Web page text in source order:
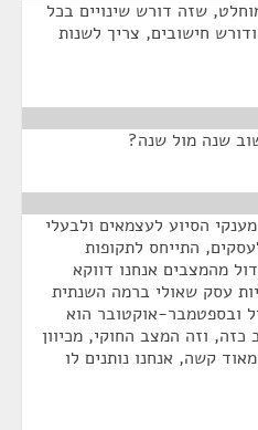
שזה דורש שינויים בכל
חישובים, צריך לשנות
שנה מול שנה?
הסיוע לעצמאים ולבעלי
התייחס לתקופות
מהמצבים אנחנו דווקא
עסק שאולי ברמה השנתית
אפריל ובספטמבר-אוקטובר הוא
או ב-70%. במצב כזה, וזה המצב החוקי, מכיוון
קשה, אנחנו נותנים לו